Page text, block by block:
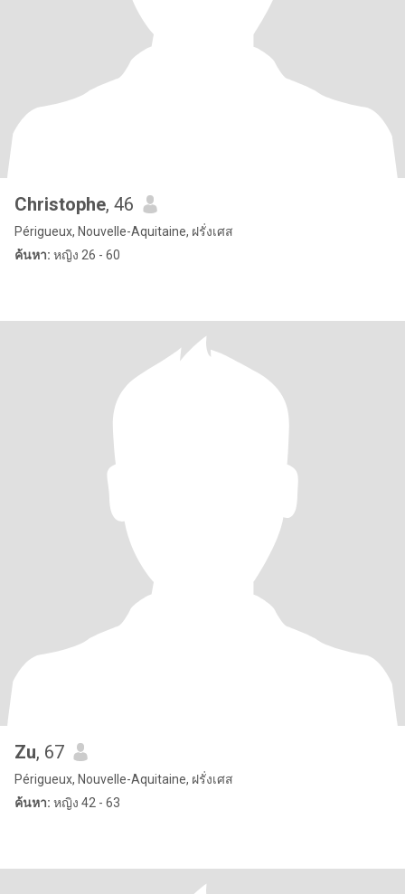
Christophe, 46
Périgueux, Nouvelle-Aquitaine, ฝรั่งเศส
ค้นหา: หญิง 26 - 60
Zu, 67
Périgueux, Nouvelle-Aquitaine, ฝรั่งเศส
ค้นหา: หญิง 42 - 63